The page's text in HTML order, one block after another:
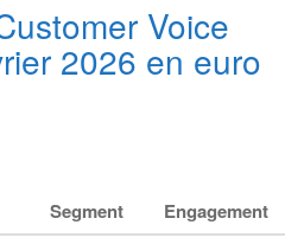
Voice
2026 en euro
Segment Engagement